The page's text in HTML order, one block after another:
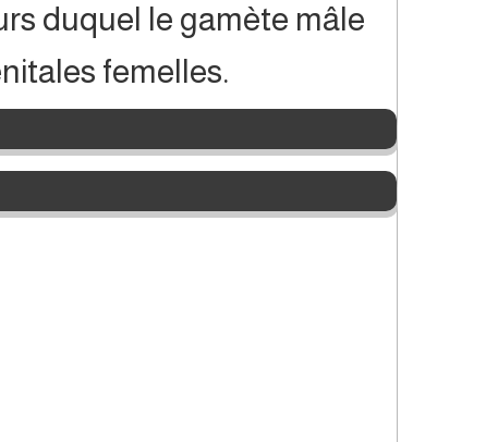
duquel le gamète mâle
femelles.